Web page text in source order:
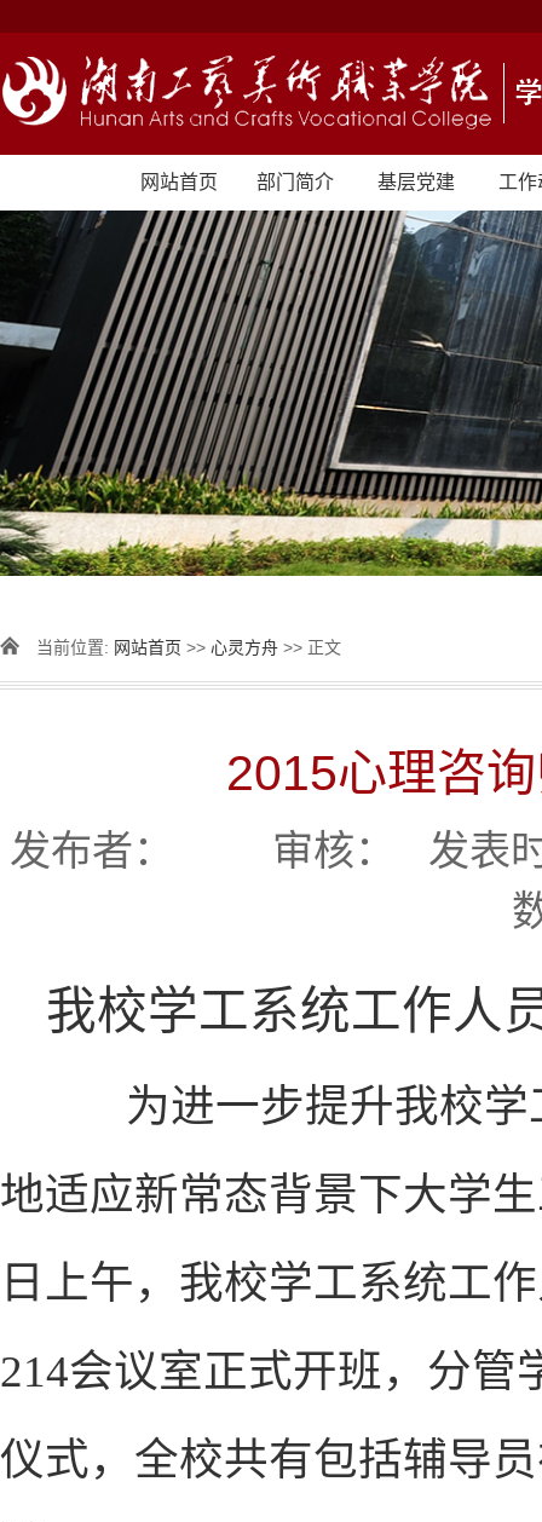
网站首页 部门简介 基层党建 工作
当前位置: 网站首页 >> 心灵方舟 >> 正文
2015心理咨
发布者： 审核： 发表
我校学工系统工作人
为进一步提升我校学
地适应新常态背景下大学
日上午，我校学工系统工
214会议室正式开班，分
仪式，全校共有包括辅导